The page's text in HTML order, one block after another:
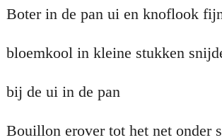
Boter in de pan ui en knoflook
bloemkool in kleine stukken
bij de ui in de pan
Bouillon erover tot het net onder